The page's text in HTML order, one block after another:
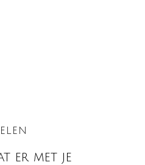
er met je